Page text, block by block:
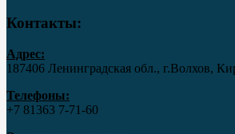
Контакты:
Адрес:
187406 Ленинградская обл., г.Волхов,
Телефоны:
+7 81363 7‑71-60